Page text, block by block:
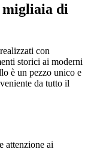
di
con
storici ai moderni
è un pezzo unico e
da tutto il
attenzione ai